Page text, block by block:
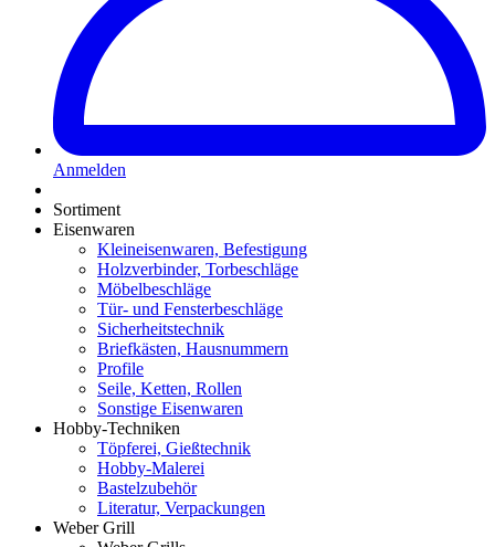
Anmelden
Sortiment
Eisenwaren
Kleineisenwaren, Befestigung
Holzverbinder, Torbeschläge
Möbelbeschläge
Tür- und Fensterbeschläge
Sicherheitstechnik
Briefkästen, Hausnummern
Profile
Seile, Ketten, Rollen
Sonstige Eisenwaren
Hobby-Techniken
Töpferei, Gießtechnik
Hobby-Malerei
Bastelzubehör
Literatur, Verpackungen
Weber Grill